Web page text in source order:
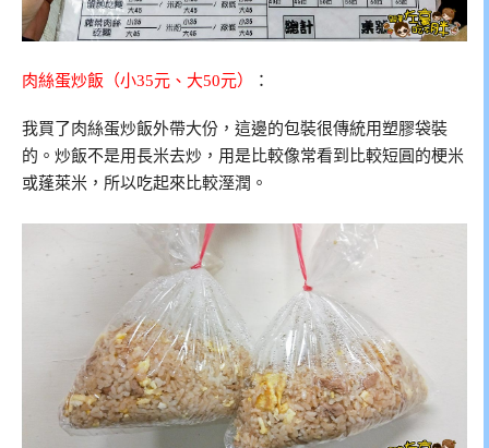
肉絲蛋炒飯（小35元、大50元） ：
我買了肉絲蛋炒飯外帶大份，這邊的包裝很傳統用塑膠袋裝
的。炒飯不是用長米去炒，用是比較像常看到比較短圓的梗米
或蓬萊米，所以吃起來比較溼潤。